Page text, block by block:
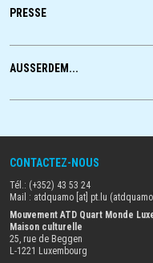
PRESSE
AUSSERDEM...
CONTACTEZ-NOUS
Tél.: (+352) 43 53 24
Mail : atdquamo [at] pt lu
Mouvement ATD Quart Monde
Maison culturelle
25, rue de Beggen
L-1221 Luxembourg